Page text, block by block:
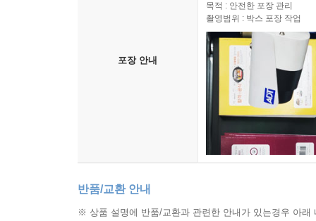
포장 안내
목적 : 안전한 포장 관리
촬영범위 : 박스 포장 작업
반품/교환 안내
※ 상품 설명에 반품/교환과 관련한 안내가 있는경우 아